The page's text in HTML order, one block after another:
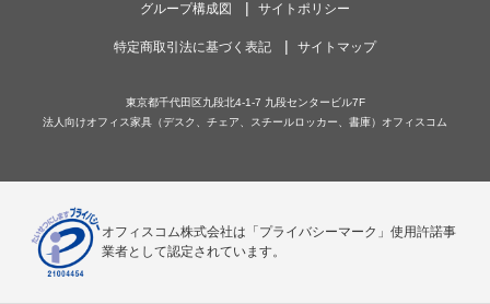
グループ構成図 サイトポリシー
特定商取引法に基づく表記 サイトマップ
東京都千代田区九段北4-1-7 九段センタービル7F
法人向けオフィス家具（デスク、チェア、スチールロッカー、書庫）オフィスコム
オフィスコム株式会社は「プライバシーマーク」使用許諾事
業者として認定されています。